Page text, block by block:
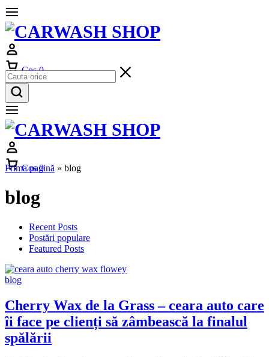
Cos 0
Cos 0
Prima pagină » blog
blog
Recent Posts
Postări populare
Featured Posts
blog
Cherry Wax de la Grass – ceara auto care
îi face pe clienți să zâmbească la finalul
spălării